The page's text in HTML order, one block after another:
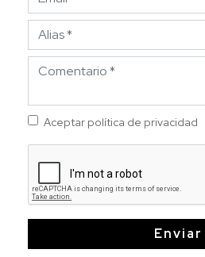
Aceptar política de privacidad
Enviar